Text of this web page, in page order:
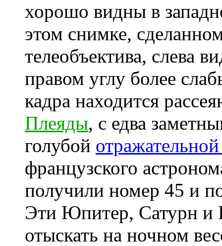
хорошо видны в
этом снимке,
телеобъектива, слева
правом углу более
кадра находится
Плеяды, с едва
голубой
французского
получили номер 45 и
Эти Юпитер, Сатурн и
отыскать на ночном